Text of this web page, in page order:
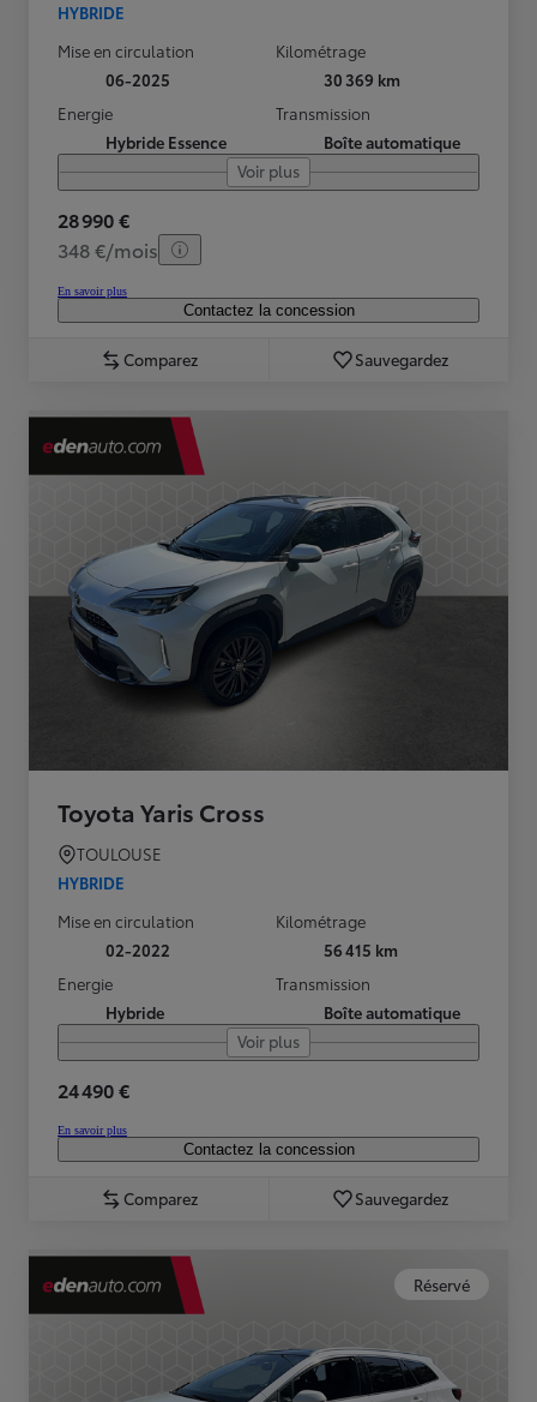
HYBRIDE
Mise en circulation
06-2025
Kilométrage
30 369 km
Energie
Hybride Essence
Transmission
Boîte automatique
Voir plus
28 990 €
348 €/mois
En savoir plus
Contactez la concession
Comparez Sauvegardez
Toyota Yaris Cross
TOULOUSE
HYBRIDE
Mise en circulation
02-2022
Kilométrage
56 415 km
Energie
Hybride
Transmission
Boîte automatique
Voir plus
24 490 €
En savoir plus
Contactez la concession
Comparez Sauvegardez
Réservé